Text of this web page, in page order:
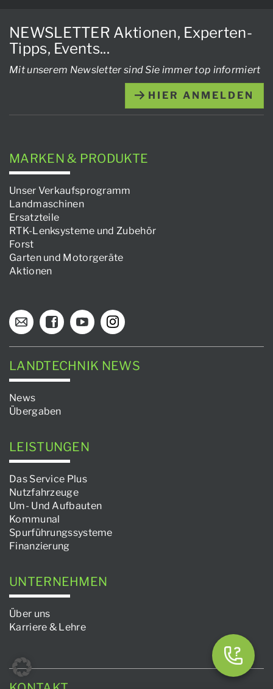
NEWSLETTER Aktionen, Experten-
Tipps, Events...
Mit unserem Newsletter sind Sie immer top informiert
HIER ANMELDEN
MARKEN & PRODUKTE
Unser Verkaufsprogramm
Landmaschinen
Ersatzteile
RTK-Lenksysteme und Zubehör
Forst
Garten und Motorgeräte
Aktionen
LANDTECHNIK NEWS
News
Übergaben
LEISTUNGEN
Das Service Plus
Nutzfahrzeuge
Um- Und Aufbauten
Kommunal
Spurführungssysteme
Finanzierung
UNTERNEHMEN
Über uns
Karriere & Lehre